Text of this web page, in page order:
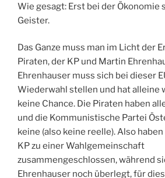
Wie gesagt: Erst bei der Ökonomie
Geister.
Das Ganze muss man im Licht der
Piraten, der KP und Martin
Ehrenhauser muss sich bei dieser
Wiederwahl stellen und hat alleine
keine Chance. Die Piraten haben
und die Kommunistische Partei
keine (also keine reelle). Also
KP zu einer Wahlgemeinschaft
zusammengeschlossen, während
Ehrenhauser noch überlegt, für